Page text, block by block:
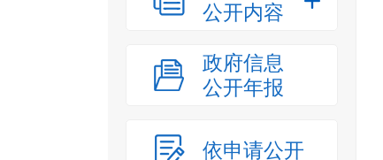
公开内容
政府信息
公开年报
依申请公开